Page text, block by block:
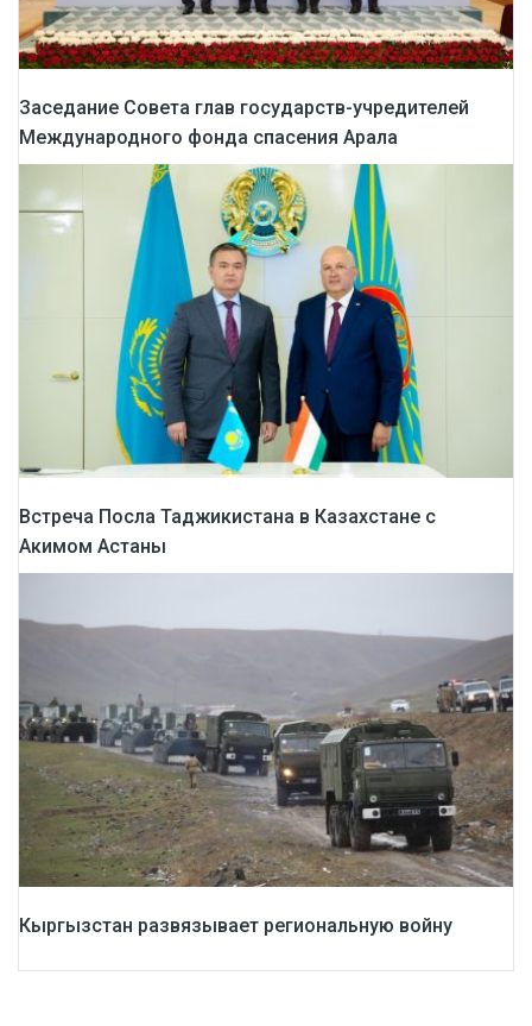
Заседание Совета глав государств-учредителей
Международного фонда спасения Арала
Встреча Посла Таджикистана в Казахстане с
Акимом Астаны
Кыргызстан развязывает региональную войну